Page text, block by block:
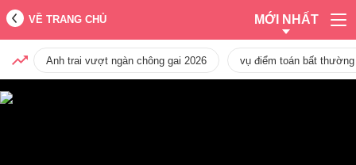
VỀ TRANG CHỦ MỚI NHẤT
Anh trai vượt ngàn chông gai 2026 vụ điểm toán bất